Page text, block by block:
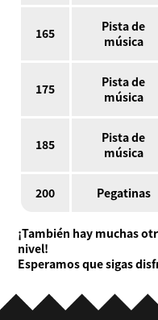
165
Pista de
música
175
Pista de
música
185
Pista de
música
200 Pegatinas
¡También hay muchas
nivel!
Esperamos que sigas